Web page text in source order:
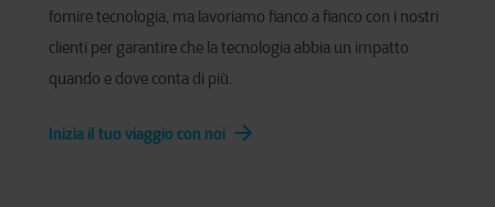
fornire tecnologia, ma lavoriamo fianco a fianco con i nostri
clienti per garantire che la tecnologia abbia un impatto
quando e dove conta di più.
Inizia il tuo viaggio con noi